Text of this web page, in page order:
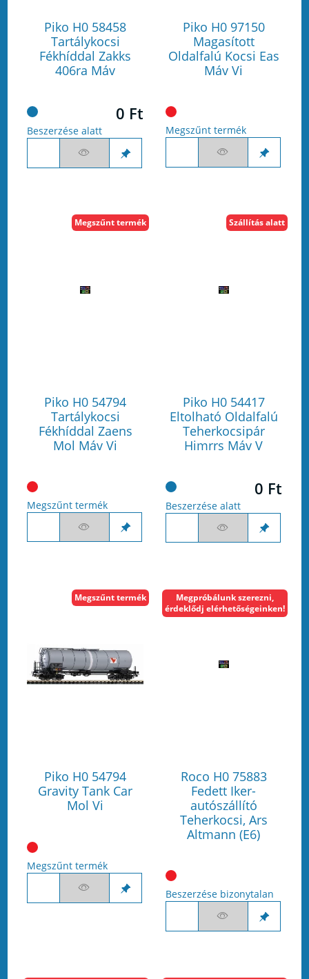
Piko H0 58458
Tartálykocsi
Fékhíddal Zakks
406ra Máv
0 Ft
Beszerzése alatt
Piko H0 97150
Magasított
Oldalfalú Kocsi Eas
Máv Vi
Megszűnt termék
Piko H0 54794
Tartálykocsi
Fékhíddal Zaens
Mol Máv Vi
Megszűnt termék
Megszűnt termék
Piko H0 54417
Eltolható Oldalfalú
Teherkocsipár
Himrrs Máv V
Szállítás alatt
0 Ft
Beszerzése alatt
Piko H0 54794
Gravity Tank Car
Mol Vi
Megszűnt termék
Megszűnt termék
Roco H0 75883
Fedett Iker-
autószállító
Teherkocsi, Ars
Altmann (E6)
Megpróbálunk szerezni,
érdeklődj elérhetőségeinken!
Beszerzése bizonytalan